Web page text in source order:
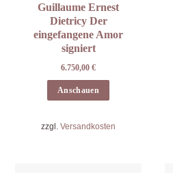
Guillaume Ernest
Dietricy Der
eingefangene Amor
signiert
6.750,00 €
Anschauen
zzgl. Versandkosten